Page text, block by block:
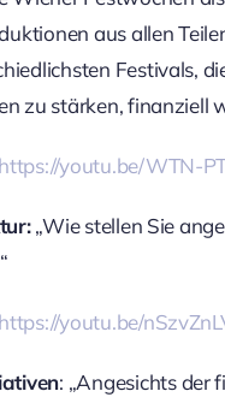
aus allen
Festivals,
zu stärken, finanziell
https://youtu.be/WTN-
„Wie stellen Sie
https://youtu.be/
: „Angesichts der